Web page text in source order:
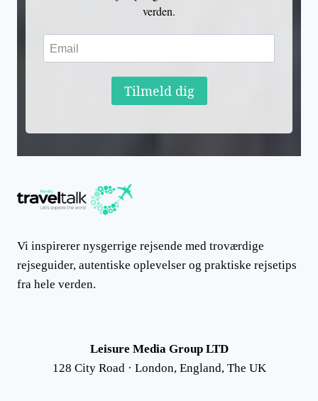
verden.
Tilmeld dig
Vi inspirerer nysgerrige rejsende med troværdige
rejseguider, autentiske oplevelser og praktiske rejsetips
fra hele verden.
Leisure Media Group LTD
128 City Road · London, England, The UK